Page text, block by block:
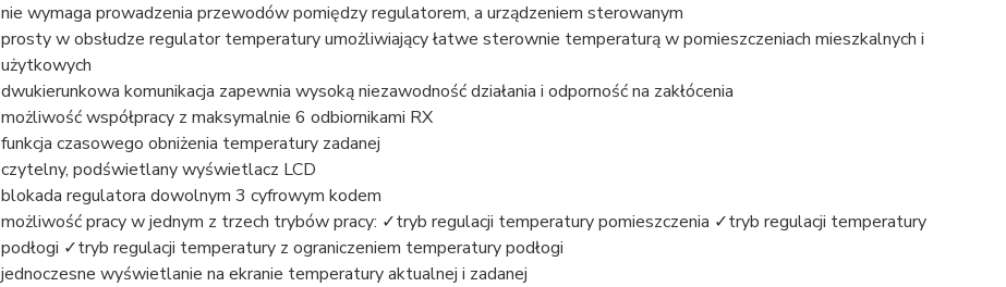
nie wymaga prowadzenia przewodów pomiędzy regulatorem, a urządzeniem sterowanym
prosty w obsłudze regulator temperatury umożliwiający łatwe sterownie temperaturą w pomieszczeniach mieszkalnych i
użytkowych
dwukierunkowa komunikacja zapewnia wysoką niezawodność działania i odporność na zakłócenia
możliwość współpracy z maksymalnie 6 odbiornikami RX
funkcja czasowego obniżenia temperatury zadanej
czytelny, podświetlany wyświetlacz LCD
blokada regulatora dowolnym 3 cyfrowym kodem
możliwość pracy w jednym z trzech trybów pracy: ✓tryb regulacji temperatury pomieszczenia ✓tryb regulacji temperatury
podłogi ✓tryb regulacji temperatury z ograniczeniem temperatury podłogi
jednoczesne wyświetlanie na ekranie temperatury aktualnej i zadanej